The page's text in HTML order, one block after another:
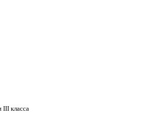
III класса